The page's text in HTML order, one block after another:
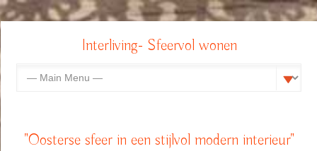
Interliving- Sfeervol wonen
"Oosterse sfeer in een stijlvol modern interieur"